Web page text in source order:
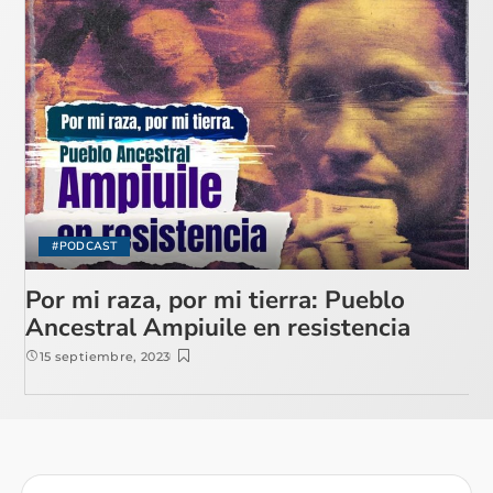
#PODCAST
Por mi raza, por mi tierra: Pueblo
Ancestral Ampiuile en resistencia
15 septiembre, 2023